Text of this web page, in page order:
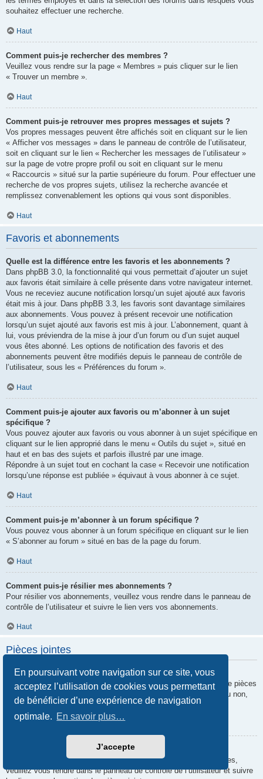
En poursuivant votre navigation sur ce site, vous
acceptez l’utilisation de cookies vous permettant
de bénéficier d’une expérience de navigation
optimale. En savoir plus…
J’accepte
souhaitez effectuer une recherche.
Haut
Comment puis-je rechercher des membres ?
Veuillez vous rendre sur la page « Membres » puis cliquer sur le lien
« Trouver un membre ».
Haut
Comment puis-je retrouver mes propres messages et sujets ?
Vos propres messages peuvent être affichés soit en cliquant sur le lien
« Afficher vos messages » dans le panneau de contrôle de l’utilisateur,
soit en cliquant sur le lien « Rechercher les messages de l’utilisateur »
sur la page de votre propre profil ou soit en cliquant sur le menu
« Raccourcis » situé sur la partie supérieure du forum. Pour effectuer une
recherche de vos propres sujets, utilisez la recherche avancée et
remplissez convenablement les options qui vous sont disponibles.
Haut
Favoris et abonnements
Quelle est la différence entre les favoris et les abonnements ?
Dans phpBB 3.0, la fonctionnalité qui vous permettait d’ajouter un sujet
aux favoris était similaire à celle présente dans votre navigateur internet.
Vous ne receviez aucune notification lorsqu’un sujet ajouté aux favoris
était mis à jour. Dans phpBB 3.3, les favoris sont davantage similaires
aux abonnements. Vous pouvez à présent recevoir une notification
lorsqu’un sujet ajouté aux favoris est mis à jour. L’abonnement, quant à
lui, vous préviendra de la mise à jour d’un forum ou d’un sujet auquel
vous êtes abonné. Les options de notification des favoris et des
abonnements peuvent être modifiés depuis le panneau de contrôle de
l’utilisateur, sous les « Préférences du forum ».
Haut
Comment puis-je ajouter aux favoris ou m’abonner à un sujet
spécifique ?
Vous pouvez ajouter aux favoris ou vous abonner à un sujet spécifique en
cliquant sur le lien approprié dans le menu « Outils du sujet », situé en
haut et en bas des sujets et parfois illustré par une image.
Répondre à un sujet tout en cochant la case « Recevoir une notification
lorsqu’une réponse est publiée » équivaut à vous abonner à ce sujet.
Haut
Comment puis-je m’abonner à un forum spécifique ?
Vous pouvez vous abonner à un forum spécifique en cliquant sur le lien
« S’abonner au forum » situé en bas de la page du forum.
Haut
Comment puis-je résilier mes abonnements ?
Pour résilier vos abonnements, veuillez vous rendre dans le panneau de
contrôle de l’utilisateur et suivre le lien vers vos abonnements.
Haut
Pièces jointes
Quelles pièces jointes sont autorisées sur ce forum ?
Chaque administrateur peut autoriser ou interdire certains types de pièces
jointes. Si vous n’êtes pas certain de savoir ce qui est autorisé ou non,
nous vous invitons à contacter un administrateur du forum.
Comment puis-je retrouver toutes mes pièces jointes ?
Pour retrouver la liste des pièces jointes que vous avez transférées,
veuillez vous rendre dans le panneau de contrôle de l’utilisateur et suivre